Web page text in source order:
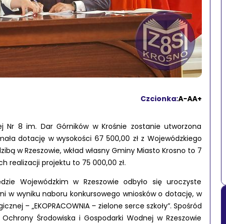
Czcionka:A-AA+
8 im. Dar Górników w Krośnie zostanie utworzona
dotację w wysokości 67 500,00 zł z Wojewódzkiego
w Rzeszowie, wkład własny Gminy Miasto Krosno to 7
realizacji projektu to 75 000,00 zł.
Wojewódzkim w Rzeszowie odbyło się uroczyste
w wyniku naboru konkursowego wniosków o dotację, w
– „EKOPRACOWNIA – zielone serce szkoły”. Spośród
Środowiska i Gospodarki Wodnej w Rzeszowie